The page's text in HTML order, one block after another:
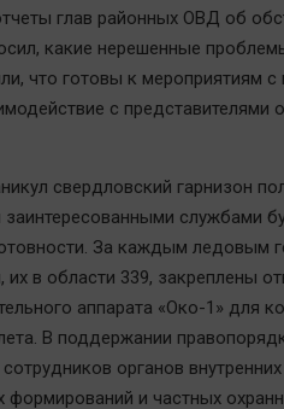
глав районных ОВД об
какие нерешенные
что готовы к мероприятиям
с представителями
свердловский гарнизон
службами
За каждым ледовым
в области 339, закреплены
аппарата «Око-1» для
В поддержании
органов
и частных